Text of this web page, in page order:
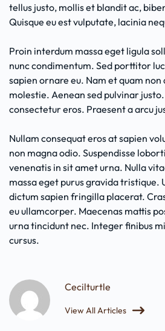
tellus justo, mollis et blandit ac,
Quisque eu est vulputate, lacinia
Proin interdum massa eget ligula
nunc condimentum. Sed porttitor
sapien ornare eu. Nam et quam
molestie. Aenean sed pulvinar
consectetur eros. Praesent a arcu
Nullam consequat eros at sapien
non magna odio. Suspendisse
venenatis in sit amet urna. Nulla
massa eget purus gravida tristique.
dictum sapien fringilla placerat.
eu ullamcorper. Maecenas mattis
urna tincidunt nec. Integer finibus
cursus.
Cecilturtle
View All Articles